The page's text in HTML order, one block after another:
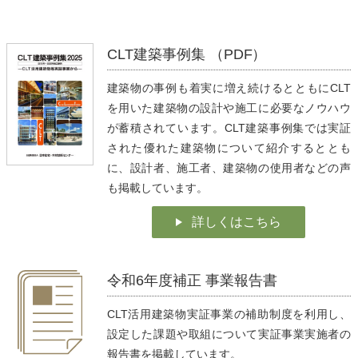
CLT建築事例集 （PDF）
建築物の事例も着実に増え続けるとともにCLT
を用いた建築物の設計や施工に必要なノウハウ
が蓄積されています。CLT建築事例集では実証
された優れた建築物について紹介するととも
に、設計者、施工者、建築物の使用者などの声
も掲載しています。
詳しくはこちら
令和6年度補正 事業報告書
CLT活用建築物実証事業の補助制度を利用し、
設定した課題や取組について実証事業実施者の
報告書を掲載しています。